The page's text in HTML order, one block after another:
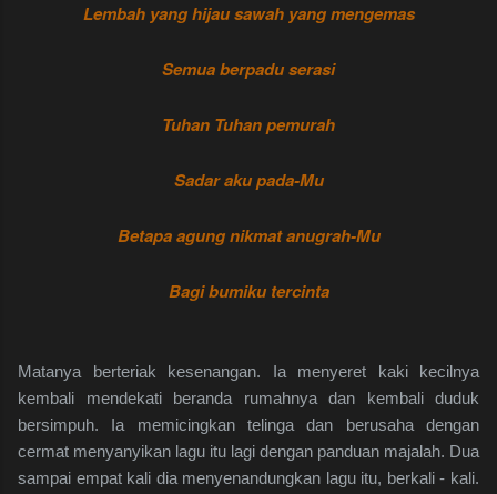
Lembah yang hijau sawah yang mengemas
Semua berpadu serasi
Tuhan Tuhan pemurah
Sadar aku pada-Mu
Betapa agung nikmat anugrah-Mu
Bagi bumiku tercinta
Matanya berteriak kesenangan. Ia menyeret kaki kecilnya
kembali mendekati beranda rumahnya dan kembali duduk
bersimpuh. Ia memicingkan telinga dan berusaha dengan
cermat menyanyikan lagu itu lagi dengan panduan majalah. Dua
sampai empat kali dia menyenandungkan lagu itu, berkali - kali.